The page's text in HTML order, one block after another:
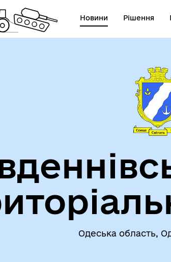
Новини Рішення
Одеська область,